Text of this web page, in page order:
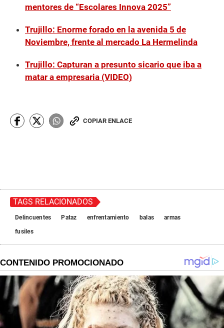
mentores de “Escolares Innova 2025”
Trujillo: Enorme forado en la avenida 5 de
Noviembre, frente al mercado La Hermelinda
Trujillo: Capturan a presunto sicario que iba a
matar a empresaria (VIDEO)
COPIAR ENLACE
TAGS RELACIONADOS
Delincuentes Pataz enfrentamiento balas
armas
fusiles